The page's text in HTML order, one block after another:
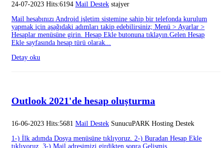
24-07-2023 Hits:6194 Mail Destek stajyer
Mail hesabınızı Android işletim sistemine sahip bir telefonda kurulum
yapmak için aşağıdaki adımları takip edebilirsiniz; Menü > Ayarlar >
Hesaplar menüsüne girin. Hesap Ekle butonuna tıklayın.Gelen Hesap
Ekle sayfasında hesap türü olarak...
Detay oku
Outlook 2021'de hesap oluşturma
16-06-2023 Hits:5681 Mail Destek SunucuPARK Hosting Destek
1-) İlk adımda Dosya menüsüne tıklıyoruz. 2-) Buradan Hesap Ekle
tıklıyoruz. 3-) Mail adresimizi girdikten sonra Gelişmiş